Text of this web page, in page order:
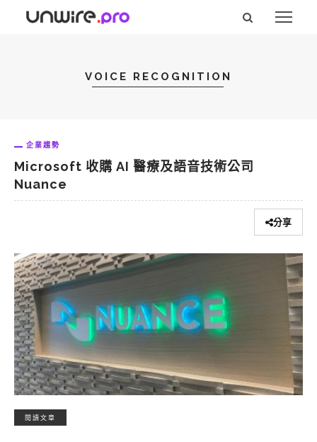
VOICE RECOGNITION
企業趨勢
Microsoft 收購 AI 醫療及語音技術公司
Nuance
分享
閱讀文章